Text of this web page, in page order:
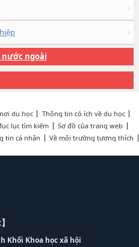
ngoài
du học
Thông tin có ích về du học
lục tìm kiếm
Sơ đồ của trang web
tin cá nhân Về môi trường tương thích
Khối Khoa học xã hội